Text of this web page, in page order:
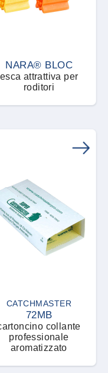
NARA® BLOC
esca attrattiva per
roditori
CATCHMASTER
72MB
collante
professionale
aromatizzato